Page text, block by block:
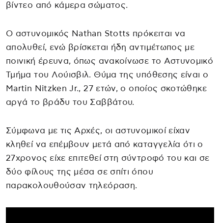
βίντεο από κάμερα σώματος.
Ο αστυνομικός Nathan Stotts πρόκειται να
απολυθεί, ενώ βρίσκεται ήδη αντιμέτωπος με
ποινική έρευνα, όπως ανακοίνωσε το Αστυνομικό
Τμήμα του Λούισβιλ. Θύμα της υπόθεσης είναι ο
Martin Nitzken Jr., 27 ετών, ο οποίος σκοτώθηκε
αργά το βράδυ του Σαββάτου.
Σύμφωνα με τις Αρχές, οι αστυνομικοί είχαν
κληθεί να επέμβουν μετά από καταγγελία ότι ο
27χρονος είχε επιτεθεί στη σύντροφό του και σε
δύο φίλους της μέσα σε σπίτι όπου
παρακολουθούσαν τηλεόραση.